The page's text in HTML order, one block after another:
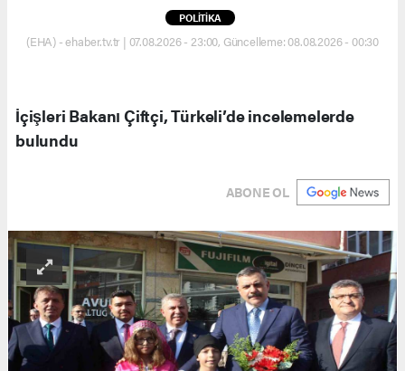
POLİTİKA
(EHA) - ehaber.tv.tr | 07.08.2026 - 23:00, Güncelleme: 08.08.2026 - 00:30
İçişleri Bakanı Çiftçi, Türkeli’de incelemelerde
bulundu
ABONE OL